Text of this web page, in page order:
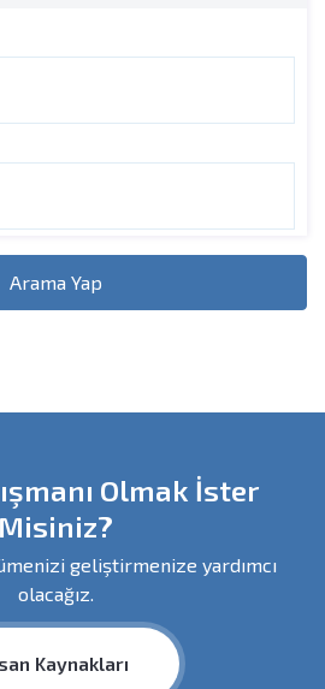
Arama Yap
Olmak İster
Misiniz?
geliştirmenize yardımcı
olacağız.
Kaynakları